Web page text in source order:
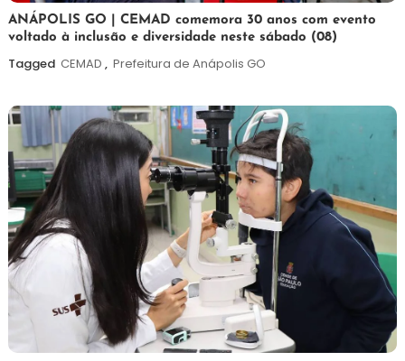
7
de
agosto
Maurilio
ANÁPOLIS GO | CEMAD comemora 30 anos com evento
voltado à inclusão e diversidade neste sábado (08)
Tagged CEMAD , Prefeitura de Anápolis GO